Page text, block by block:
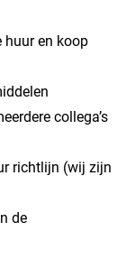
huur en koop
collega’s
richtlijn (wij zijn
de